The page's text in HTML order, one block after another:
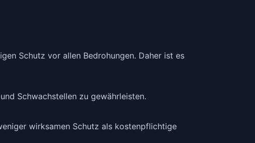
Schutz vor allen Bedrohungen. Daher ist es
Schwachstellen zu gewährleisten.
wirksamen Schutz als kostenpflichtige